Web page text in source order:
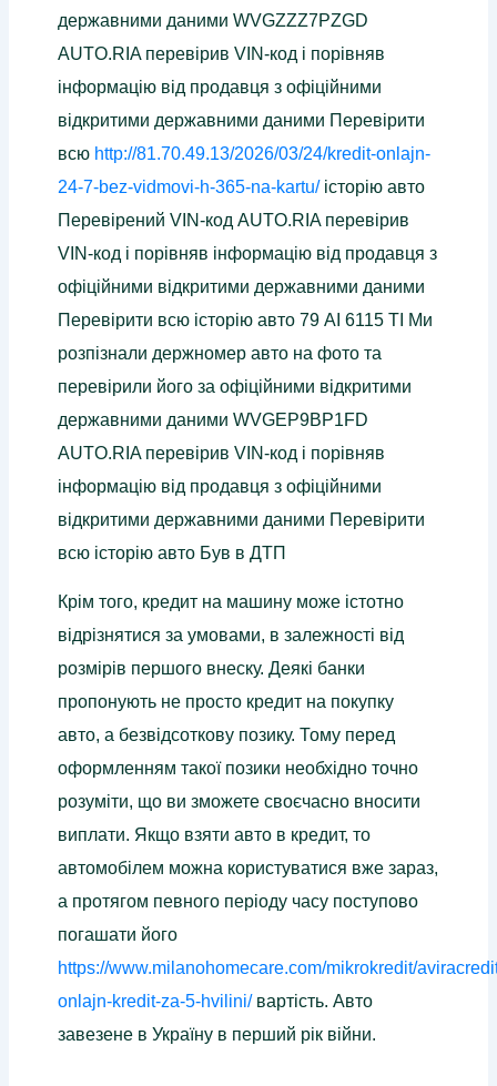
державними даними WVGZZZ7PZGD
AUTO.RIA перевірив VIN-код і порівняв
інформацію від продавця з офіційними
відкритими державними даними Перевірити
всю http://81.70.49.13/2026/03/24/kredit-onlajn-
24-7-bez-vidmovi-h-365-na-kartu/історію авто
Перевірений VIN-код AUTO.RIA перевірив
VIN-код і порівняв інформацію від продавця з
офіційними відкритими державними даними
Перевірити всю історію авто 79 AI 6115 TI Ми
розпізнали держномер авто на фото та
перевірили його за офіційними відкритими
державними даними WVGEP9BP1FD
AUTO.RIA перевірив VIN-код і порівняв
інформацію від продавця з офіційними
відкритими державними даними Перевірити
всю історію авто Був в ДТП
Крім того, кредит на машину може істотно
відрізнятися за умовами, в залежності від
розмірів першого внеску. Деякі банки
пропонують не просто кредит на покупку
авто, а безвідсоткову позику. Тому перед
оформленням такої позики необхідно точно
розуміти, що ви зможете своєчасно вносити
виплати. Якщо взяти авто в кредит, то
автомобілем можна користуватися вже зараз,
а протягом певного періоду часу поступово
погашати його
https://www.milanohomecare.com/mikrokredit/
onlajn-kredit-za-5-hvilini/вартість. Авто
завезене в Україну в перший рік війни.